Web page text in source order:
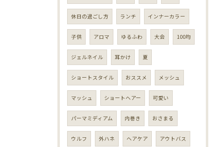
休日の過ごし方 ランチ インナーカラー
子供 アロマ ゆるふわ 大会 100均
ジェルネイル 耳かけ 夏
ショートスタイル おススメ メッシュ
マッシュ ショートヘアー 可愛い
パーマミディアム 内巻き おさまる
ウルフ 外ハネ ヘアケア アウトバス